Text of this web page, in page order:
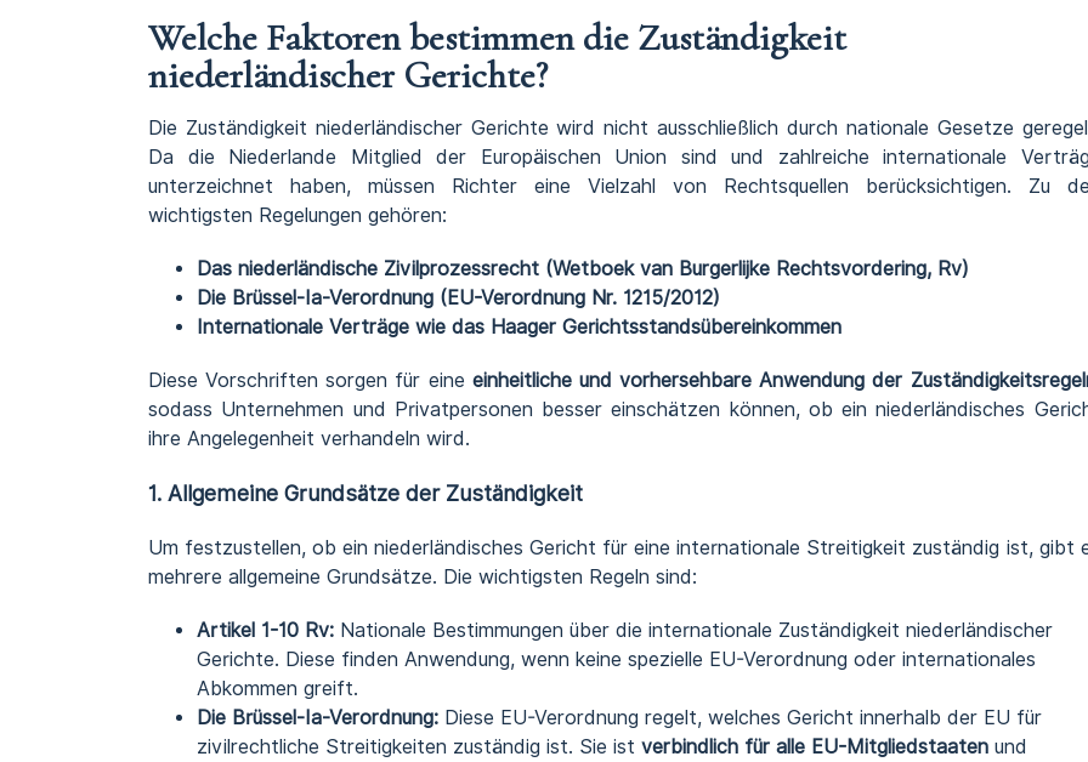
Welche Faktoren bestimmen die Zuständigkeit
niederländischer Gerichte?
Die Zuständigkeit niederländischer Gerichte wird nicht ausschließlich durch nationale Gesetze
Da die Niederlande Mitglied der Europäischen Union sind und zahlreiche internationale
unterzeichnet haben, müssen Richter eine Vielzahl von Rechtsquellen berücksichtigen. Zu
wichtigsten Regelungen gehören:
Das niederländische Zivilprozessrecht (Wetboek van Burgerlijke Rechtsvordering, Rv)
Die Brüssel-Ia-Verordnung (EU-Verordnung Nr. 1215/2012)
Internationale Verträge wie das Haager Gerichtsstandsübereinkommen
Diese Vorschriften sorgen für eine einheitliche und vorhersehbare Anwendung der
sodass Unternehmen und Privatpersonen besser einschätzen können, ob ein niederländisches
ihre Angelegenheit verhandeln wird.
1. Allgemeine Grundsätze der Zuständigkeit
Um festzustellen, ob ein niederländisches Gericht für eine internationale Streitigkeit zuständig ist, gibt
mehrere allgemeine Grundsätze. Die wichtigsten Regeln sind:
Artikel 1-10 Rv: Nationale Bestimmungen über die internationale Zuständigkeit niederländischer
Gerichte. Diese finden Anwendung, wenn keine spezielle EU-Verordnung oder internationales
Abkommen greift.
Die Brüssel-Ia-Verordnung: Diese EU-Verordnung regelt, welches Gericht innerhalb der EU für
zivilrechtliche Streitigkeiten zuständig ist. Sie ist verbindlich für alle EU-Mitgliedstaaten und